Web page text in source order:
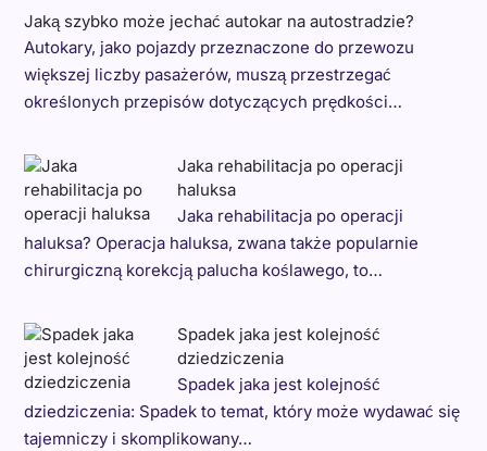
Jaką szybko może jechać autokar na autostradzie?
Autokary, jako pojazdy przeznaczone do przewozu
większej liczby pasażerów, muszą przestrzegać
określonych przepisów dotyczących prędkości…
Jaka rehabilitacja po operacji
haluksa
Jaka rehabilitacja po operacji
haluksa? Operacja haluksa, zwana także popularnie
chirurgiczną korekcją palucha koślawego, to…
Spadek jaka jest kolejność
dziedziczenia
Spadek jaka jest kolejność
dziedziczenia: Spadek to temat, który może wydawać się
tajemniczy i skomplikowany…